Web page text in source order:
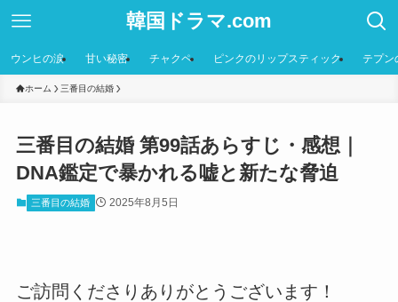
韓国ドラマ.com
ウンヒの涙 甘い秘密 チャクペ ピンクのリップスティック テプン
ホーム 三番目の結婚
三番目の結婚 第99話あらすじ・感想｜
DNA鑑定で暴かれる嘘と新たな脅迫
三番目の結婚 2025年8月5日
ご訪問くださりありがとうございます！